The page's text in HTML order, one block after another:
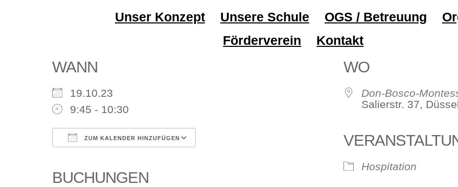
Unser Konzept Unsere Schule OGS / Betreuung
Förderverein
Kontakt
WANN
19.10.23
9:45 - 10:30
ZUM KALENDER HINZUFÜGEN
iCalendar
BUCHUNGEN
WO
Don-Bosco-
Salierstr. 37,
Hospitation